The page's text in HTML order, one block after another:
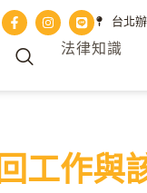
台北
法律知識
工作與